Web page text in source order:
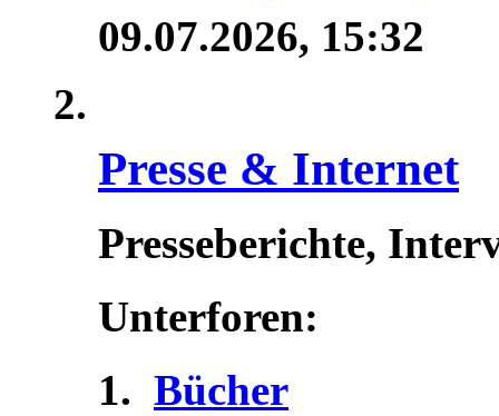
09.07.2026, 15:32
Presse & Internet
Presseberichte,
Unterforen:
Bücher